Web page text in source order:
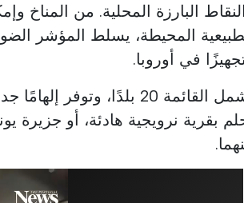
البارزة المحلية. من المناخ
في أوروبا.
تشمل القائمة 20 بلدًا،
بقرية نرويجية هادئة، أو